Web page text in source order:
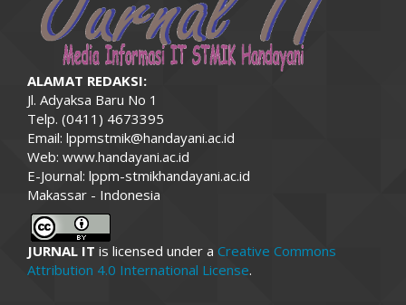
ALAMAT REDAKSI:
Jl. Adyaksa Baru No 1
Telp. (0411) 4673395
Email: lppmstmik@handayani.ac.id
Web: www.handayani.ac.id
E-Journal: lppm-stmikhandayani.ac.id
Makassar - Indonesia
JURNAL IT is licensed under a Creative Commons
Attribution 4.0 International License.